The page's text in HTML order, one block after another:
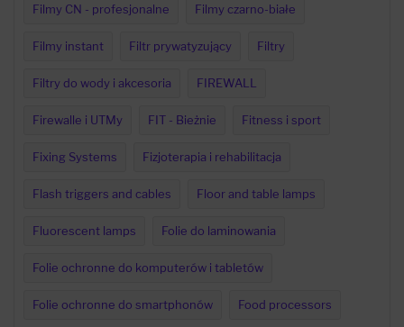
Filmy CN - profesjonalne Filmy czarno-białe
Filmy instant Filtr prywatyzujący Filtry
Filtry do wody i akcesoria FIREWALL
Firewalle i UTMy FIT - Bieżnie Fitness i sport
Fixing Systems Fizjoterapia i rehabilitacja
Flash triggers and cables Floor and table lamps
Fluorescent lamps Folie do laminowania
Folie ochronne do komputerów i tabletów
Folie ochronne do smartphonów Food processors